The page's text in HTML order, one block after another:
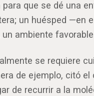
que se dé una
un huésped
ambiente
se requiere
de ejemplo, citó
de recurrir a la